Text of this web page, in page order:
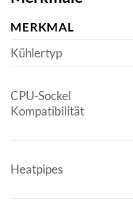
MERKMAL
Kühlertyp
CPU-Sockel
Kompatibilität
Heatpipes